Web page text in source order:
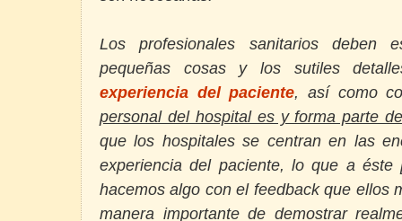
Los profesionales sanitarios deben
pequeñas cosas y los sutiles
experiencia del paciente, así como
personal del hospital es y forma parte
que los hospitales se centran en las
experiencia del paciente, lo que a
hacemos algo con el feedback que ellos
manera importante de demostrar